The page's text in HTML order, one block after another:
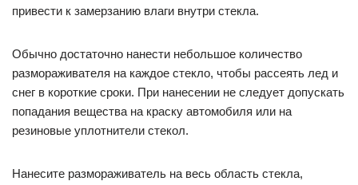
привести к замерзанию влаги внутри стекла.
Обычно достаточно нанести небольшое количество
размораживателя на каждое стекло, чтобы рассеять лед и
снег в короткие сроки. При нанесении не следует допускать
попадания вещества на краску автомобиля или на
резиновые уплотнители стекол.
Нанесите размораживатель на весь область стекла,